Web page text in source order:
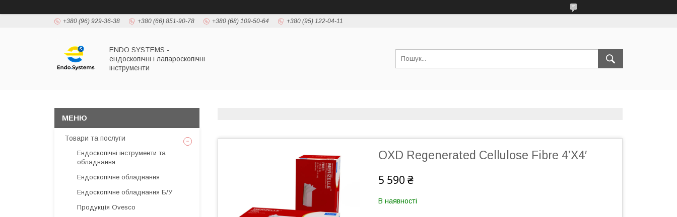
+380 (96) 929-36-38 +380 (66) 851-90-78 +380 (68) 109-50-64 +380 (95) 122-04-11
ENDO SYSTEMS -
ендоскопічні і лапароскопічні
інструменти
OXD Regenerated Cellulose Fibre 4’X4′
5 590 ₴
В наявності
Товари та послуги
Ендоскопічні інструменти та
обладнання
Ендоскопічне обладнання
Ендоскопічне обладнання Б/У
Продукція Ovesco